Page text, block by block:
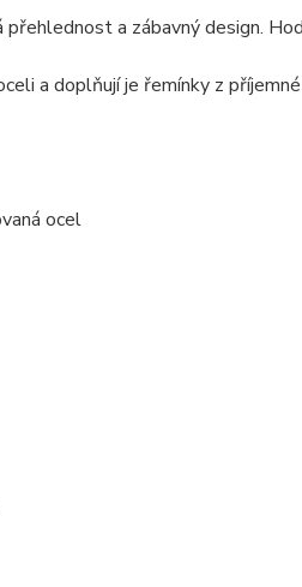
a zábavný design.
a doplňují je řemínky z
ocel